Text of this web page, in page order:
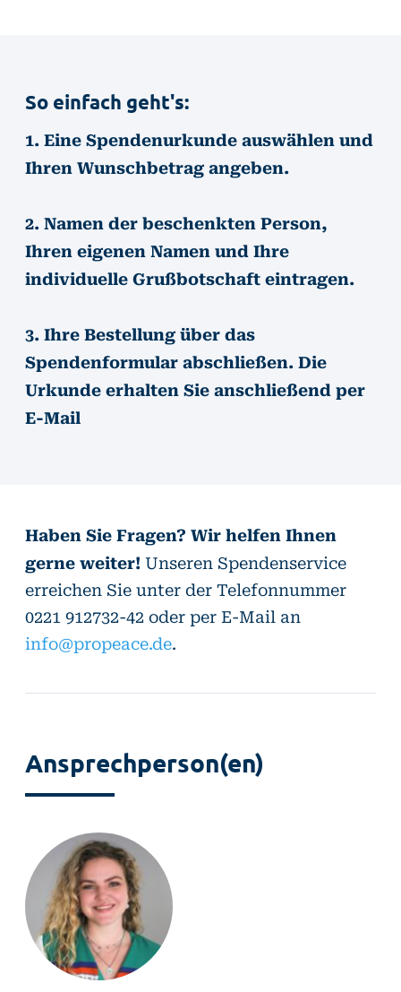
So einfach geht's:
1. Eine Spendenurkunde auswählen und
Ihren Wunschbetrag angeben.
2. Namen der beschenkten Person,
Ihren eigenen Namen und Ihre
individuelle Grußbotschaft eintragen.
3. Ihre Bestellung über das
Spendenformular abschließen. Die
Urkunde erhalten Sie anschließend per
E-Mail
Haben Sie Fragen? Wir helfen Ihnen
gerne weiter!Unseren Spendenservice
erreichen Sie unter der Telefonnummer
0221 912732-42 oder per E-Mail an
info@propeace.de.
Ansprechperson(en)